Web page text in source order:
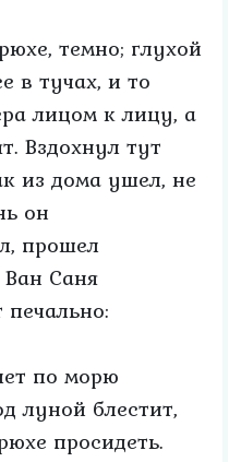
темно; глухой
в тучах, и то
лицом к лицу, а
Вздохнул тут
из дома ушел, не
он
прошел
Саня
по морю
луной блестит,
просидеть.